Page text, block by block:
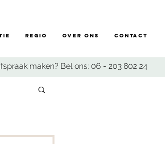
maken? Bel ons: 06 - 203 802 24
Regio Over ons Contact